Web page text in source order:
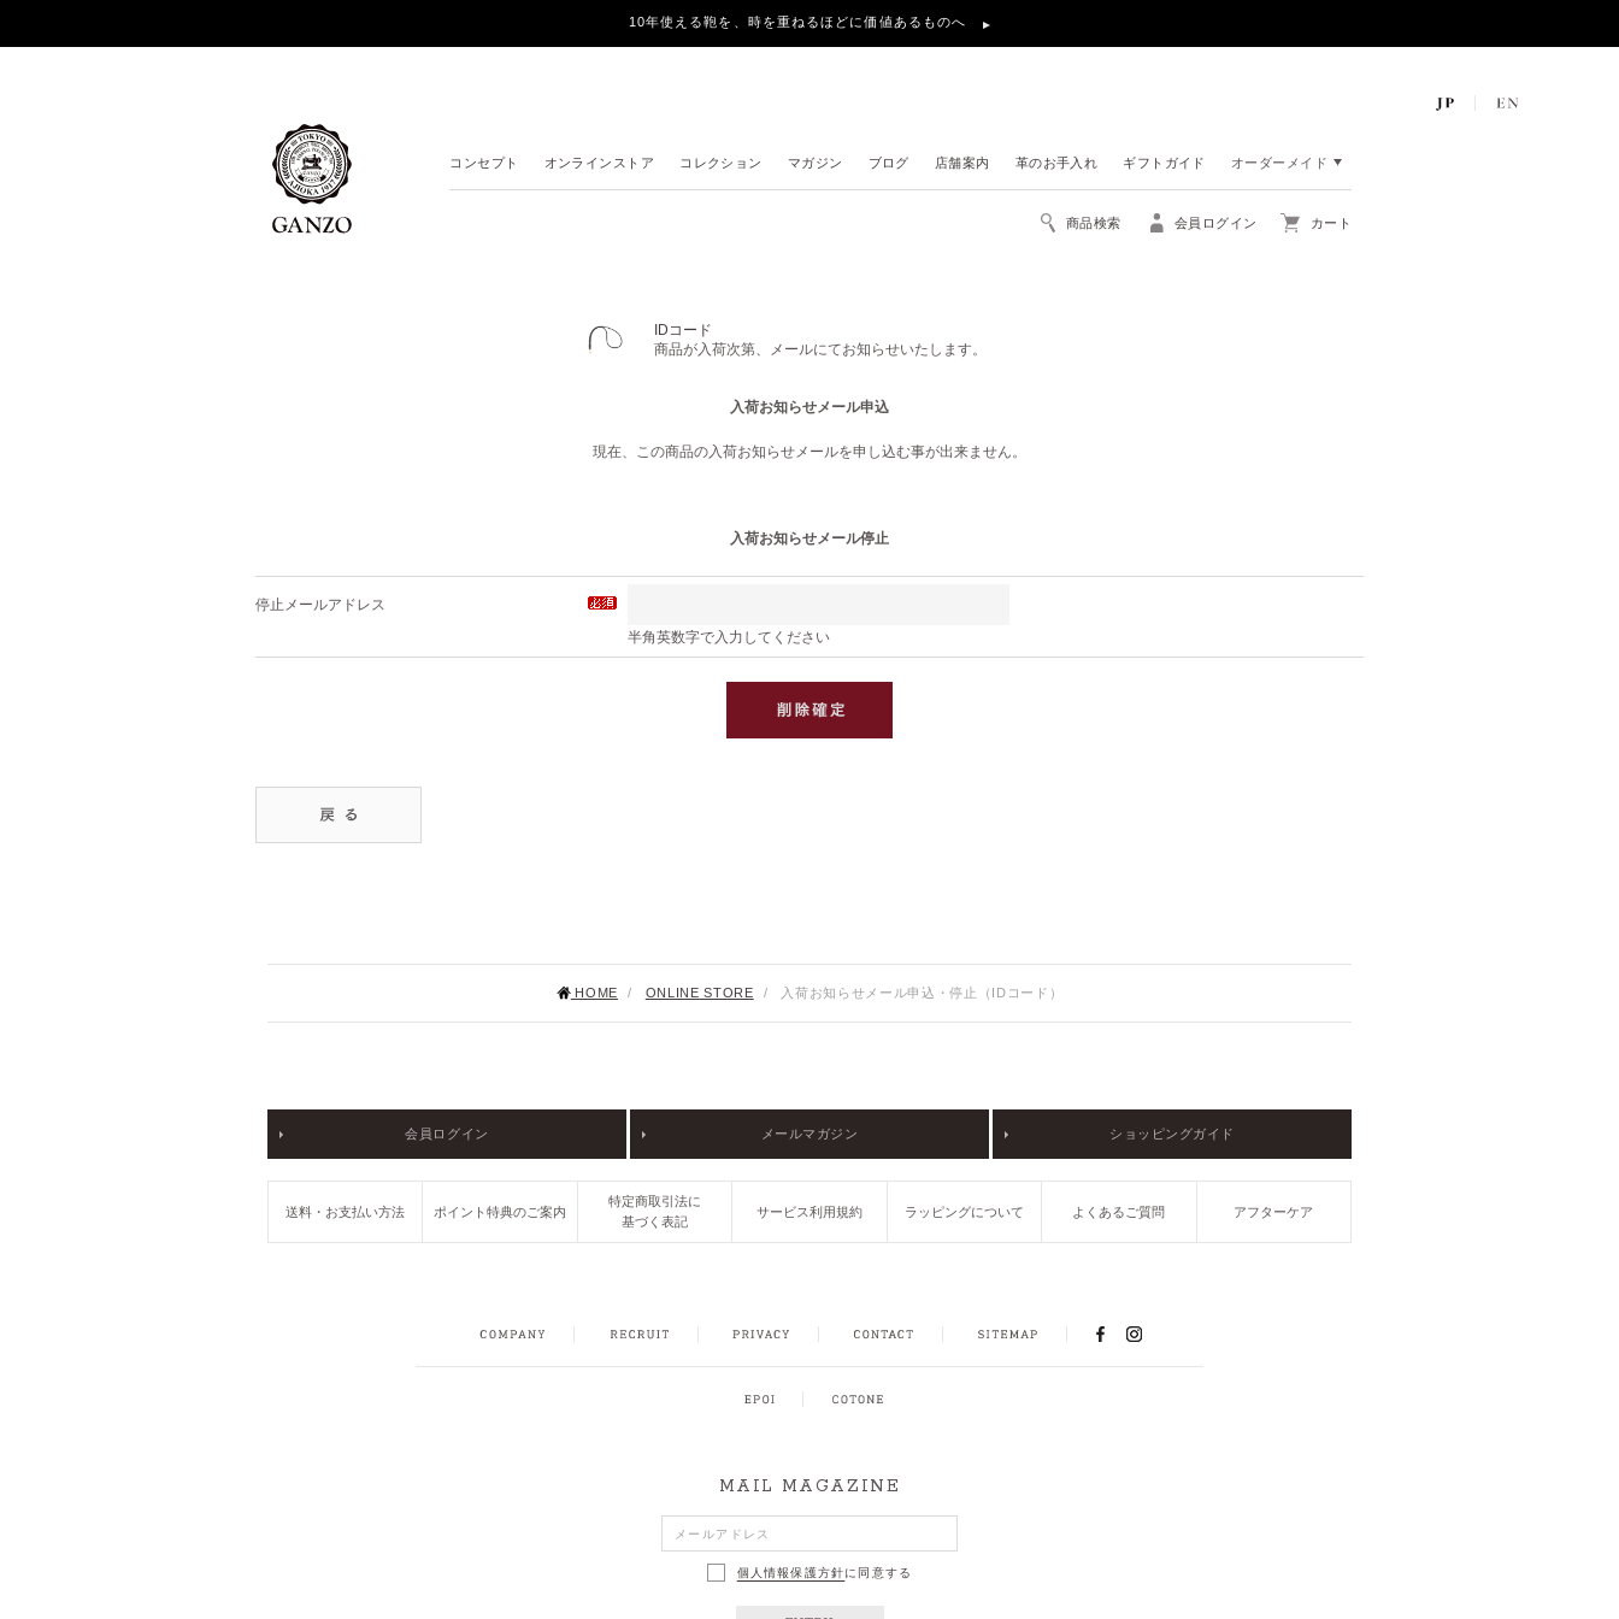
10年使える鞄を、時を重ねるほどに価値あるものへ
コンセプト オンラインストア コレクション マガジン ブログ 店舗案内 革のお手入れ ギフトガイド オーダーメイド
商品検索 会員ログイン カート
IDコード
商品が入荷次第、メールにてお知らせいたします。
入荷お知らせメール申込
現在、この商品の入荷お知らせメールを申し込む事が出来ません。
入荷お知らせメール停止
停止メールアドレス
半角英数字で入力してください
HOME / ONLINE STORE / 入荷お知らせメール申込・停止（IDコード）
会員ログイン メールマガジン ショッピングガイド
送料・お支払い方法 ポイント特典のご案内
特定商取引法に
基づく表記
サービス利用規約 ラッピングについて よくあるご質問 アフターケア
PRIVACY POLICY CONTACT SITEMAP FACEBOOKINSTAGRAM
MAIL MAGAZINE
個人情報保護方針に同意する